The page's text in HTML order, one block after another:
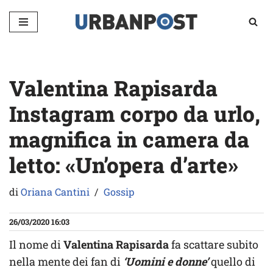
Vai
Valentina Rapisarda
Instagram corpo da urlo,
magnifica in camera da
letto: «Un’opera d’arte»
diOriana Cantini Gossip
26/03/2020 16:03
Il nome diValentina Rapisardafa scattare subito
nella mente dei fan di ‘Uomini e donne’quello di